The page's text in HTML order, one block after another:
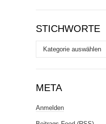
STICHWORTE
Stichworte
META
Anmelden